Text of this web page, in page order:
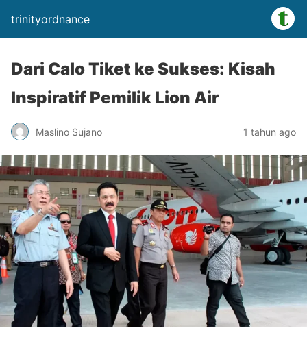
trinityordnance
Dari Calo Tiket ke Sukses: Kisah
Inspiratif Pemilik Lion Air
Maslino Sujano 1 tahun ago